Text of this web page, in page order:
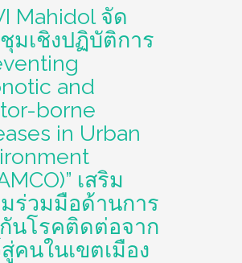
Mahidol จัด
มเชิงปฏิบัติการ
and
borne
in Urban
เสริม
ร่วมมือด้านการ
นโรคติดต่อจาก
คนในเขตเมือง